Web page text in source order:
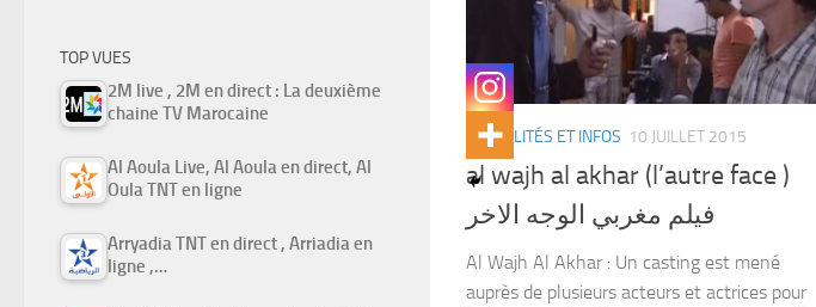
ACTUALITÉS ET INFOS 10 JUILLET 2015
al wajh al akhar (l’autre face )
فيلم مغربي الوجه الاخر
Al Wajh Al Akhar : Un casting est mené
auprès de plusieurs acteurs et actrices pour
TOP VUES
2M live , 2M en direct : La deuxième
chaine TV Marocaine
Al Aoula Live, Al Aoula en direct, Al
Oula TNT en ligne
Arryadia TNT en direct , Arriadia en
ligne ,…